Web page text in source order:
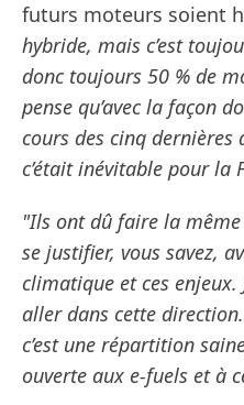
futurs moteurs soient
hybride, mais c’est
donc toujours 50 % de
pense qu’avec la façon
cours des cinq dernières
c’était inévitable pour la
"Ils ont dû faire la
se justifier, vous savez,
climatique et ces enjeux.
aller dans cette
c’est une répartition
ouverte aux e-fuels et à